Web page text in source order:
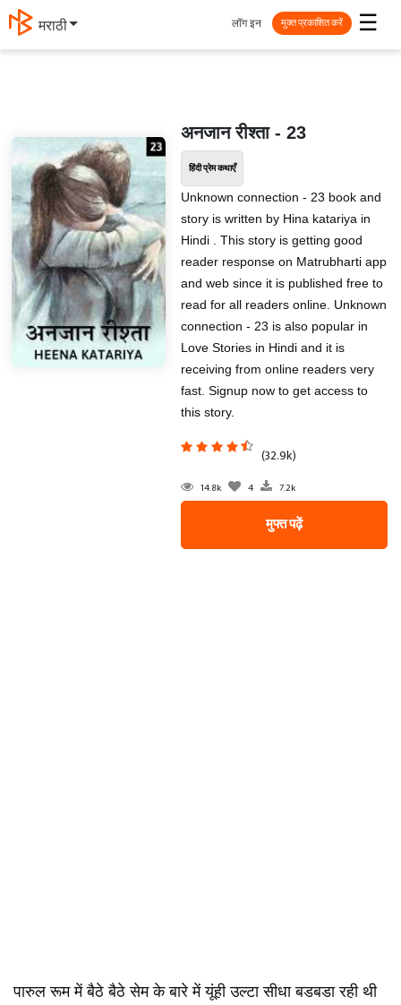
मराठी ☰
लॉग इन मुक्त प्रकाशित करें
अनजान रीश्ता - 23
हिंदी प्रेम कथाएँ
Unknown connection - 23 book and
story is written by Hina katariya in
Hindi . This story is getting good
reader response on Matrubharti app
and web since it is published free to
read for all readers online. Unknown
connection - 23 is also popular in
Love Stories in Hindi and it is
receiving from online readers very
fast. Signup now to get access to
this story.
(32.9k)
14.8k 4 7.2k
मुफ्त पढ़ें
पारुल रूम में बैठे बैठे सेम के बारे में यूंही उल्टा सीधा बडबडा रही थी